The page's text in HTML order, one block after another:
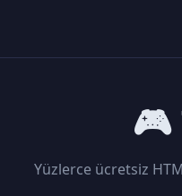
Yüzlerce ücretsiz